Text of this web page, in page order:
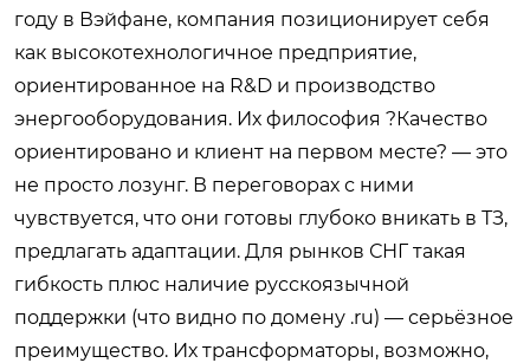
году в Вэйфане, компания позиционирует себя
как высокотехнологичное предприятие,
ориентированное на R&D и производство
энергооборудования. Их философия ?Качество
ориентировано и клиент на первом месте? — это
не просто лозунг. В переговорах с ними
чувствуется, что они готовы глубоко вникать в ТЗ,
предлагать адаптации. Для рынков СНГ такая
гибкость плюс наличие русскоязычной
поддержки (что видно по домену .ru) — серьёзное
преимущество. Их трансформаторы, возможно,